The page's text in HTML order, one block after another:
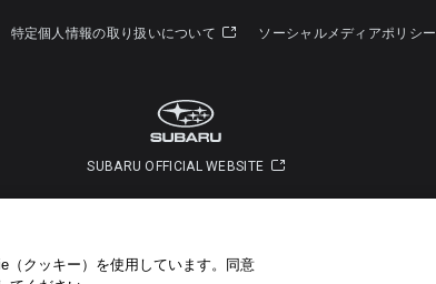
特定個人情報の取り扱いについて ソーシャルメディアポリシー
SUBARU OFFICIAL WEBSITE
クッキー）を使用しています。​ 同意